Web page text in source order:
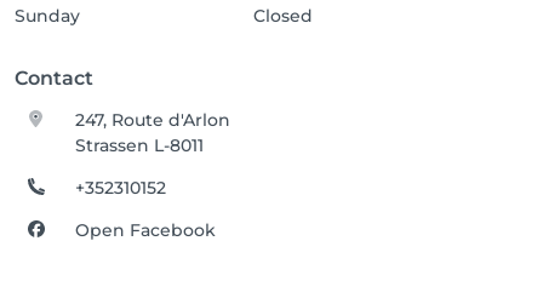
Sunday
Closed
Contact
247, Route d'Arlon
Strassen L-8011
+352310152
Open Facebook